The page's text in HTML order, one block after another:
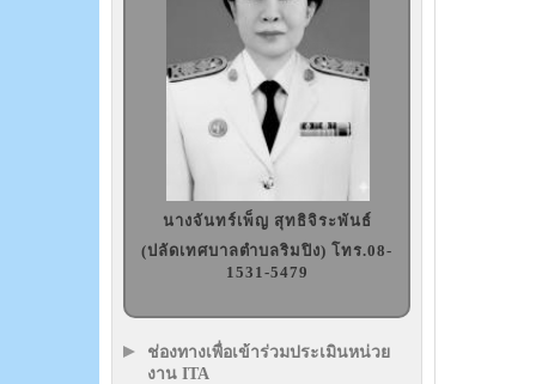
นางจันทร์เพ็ญ สุทธิจิระพันธ์
(ปลัดเทศบาลตำบลริมปิง) โทร.08-
1531-5479
ช่องทางเพื่อเข้าร่วมประเมินหน่วย
งาน ITA